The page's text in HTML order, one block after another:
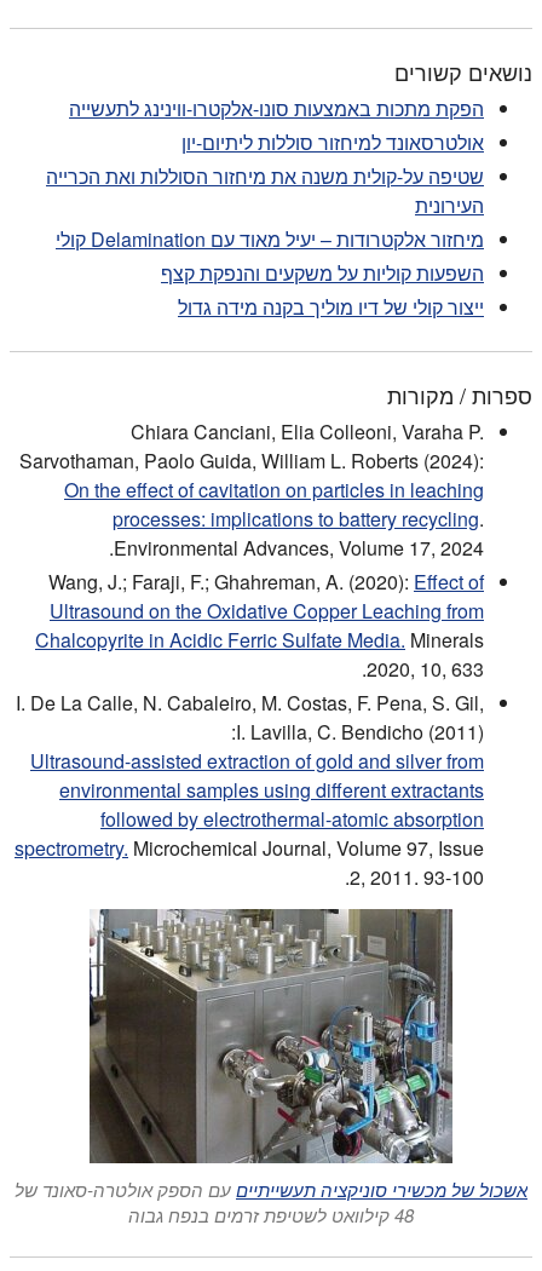
נושאים קשורים
הפקת מתכות באמצעות סונו-אלקטרו-ווינינג לתעשייה
אולטרסאונד למיחזור סוללות ליתיום-יון
שטיפה על-קולית משנה את מיחזור הסוללות ואת הכרייה
העירונית
מיחזור אלקטרודות – יעיל מאוד עם Delamination קולי
השפעות קוליות על משקעים והנפקת קצף
ייצור קולי של דיו מוליך בקנה מידה גדול
ספרות / מקורות
Chiara Canciani, Elia Colleoni, Varaha P.
Sarvothaman, Paolo Guida, William L. Roberts (2024):
On the effect of cavitation on particles in leaching
processes: implications to battery recycling.
Environmental Advances, Volume 17, 2024.
Wang, J.; Faraji, F.; Ghahreman, A. (2020): Effect of
Ultrasound on the Oxidative Copper Leaching from
Chalcopyrite in Acidic Ferric Sulfate Media. Minerals
2020, 10, 633.
I. De La Calle, N. Cabaleiro, M. Costas, F. Pena, S. Gil,
I. Lavilla, C. Bendicho (2011):
Ultrasound-assisted extraction of gold and silver from
environmental samples using different extractants
followed by electrothermal-atomic absorption
spectrometry. Microchemical Journal, Volume 97, Issue
2, 2011. 93-100.
אשכול של מכשירי סוניקציה תעשייתייםעם הספק אולטרה-סאונד של
48 קילוואט לשטיפת זרמים בנפח גבוה